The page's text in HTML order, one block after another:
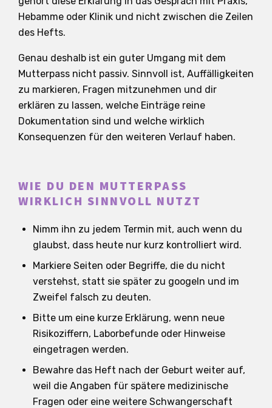
Hebamme oder Klinik und nicht zwischen die Zeilen
des Hefts.
Genau deshalb ist ein guter Umgang mit dem
Mutterpass nicht passiv. Sinnvoll ist, Auffälligkeiten
zu markieren, Fragen mitzunehmen und dir
erklären zu lassen, welche Einträge reine
Dokumentation sind und welche wirklich
Konsequenzen für den weiteren Verlauf haben.
WIE DU DEN MUTTERPASS
WIRKLICH SINNVOLL NUTZT
Nimm ihn zu jedem Termin mit, auch wenn du
glaubst, dass heute nur kurz kontrolliert wird.
Markiere Seiten oder Begriffe, die du nicht
verstehst, statt sie später zu googeln und im
Zweifel falsch zu deuten.
Bitte um eine kurze Erklärung, wenn neue
Risikoziffern, Laborbefunde oder Hinweise
eingetragen werden.
Bewahre das Heft nach der Geburt weiter auf,
weil die Angaben für spätere medizinische
Fragen oder eine weitere Schwangerschaft